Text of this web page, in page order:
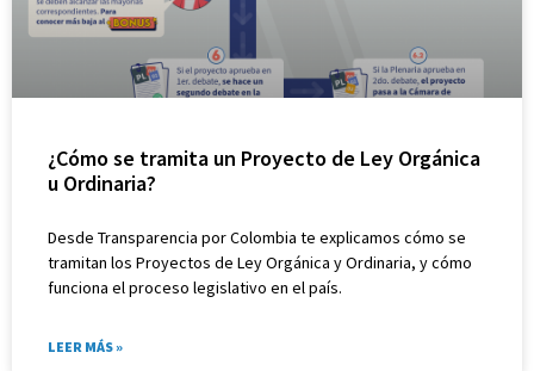
¿Cómo se tramita un Proyecto de Ley Orgánica
u Ordinaria?
Desde Transparencia por Colombia te explicamos cómo se
tramitan los Proyectos de Ley Orgánica y Ordinaria, y cómo
funciona el proceso legislativo en el país.
LEER MÁS »